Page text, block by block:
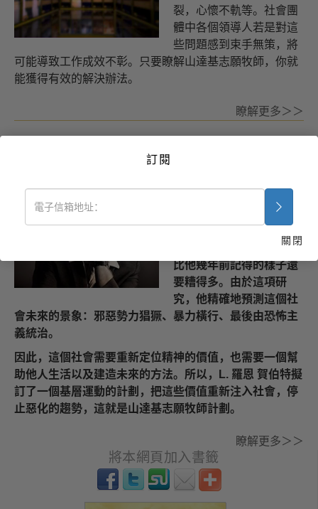
裂，心懷不軌等。社會團
體中各個領導人若是對這
些問題感到束手無策，將
可能導致工作成效不彰。只要瞭解山達基志願牧師，你就
能獲得有效的解決辦法。
瞭解更多＞＞
由L.羅恩賀伯特所著作的《宗教在
社會上的影響》
始人L. 羅恩 賀伯特在紐約
這個社會狀況急遽惡化，
比他幾年前記得的樣子還
要糟得多。由於這項研
究，他精確地預測這個社
會未來的景象：邪惡勢力猖獗、暴力橫行、最後由恐怖主
義統治。
因此，這個社會需要重新定位精神的價值，也需要一個幫
助他人生活以及建造未來的方法。所以，L. 羅恩 賀伯特擬
訂了一個基層運動的計劃，把這些價值重新注入社會，停
止惡化的趨勢，這就是山達基志願牧師計劃。
瞭解更多＞＞
將本網頁加入書籤
訂閱
關閉